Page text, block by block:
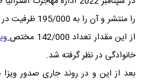
را منتشر و آن را به 195/000 ظرفیت در سال افزایش داد.
از این مقدار تعداد 142/000 مختص
خانوادگی در نظر گرفته شد.
بعد از این و در روند جاری صدور